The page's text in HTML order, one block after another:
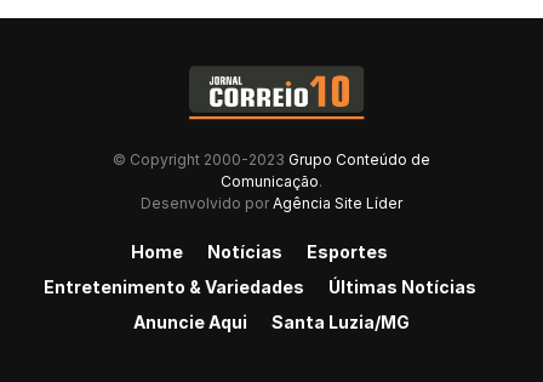
© Copyright 2000-2023 Grupo Conteúdo de
Comunicação.
Desenvolvido por Agência Site Líder
Home Notícias
Esportes
Entretenimento & Variedades
Últimas Notícias
Anuncie Aqui
Santa Luzia/MG